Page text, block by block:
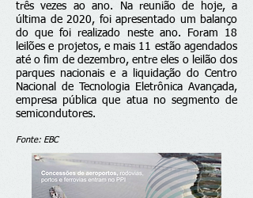
três vezes ao ano. Na reunião de hoje, a
última de 2020, foi apresentado um balanço
do que foi realizado neste ano. Foram 18
leilões e projetos, e mais 11 estão agendados
até o fim de dezembro, entre eles o leilão dos
parques nacionais e a liquidação do Centro
Nacional de Tecnologia Eletrônica Avançada,
empresa pública que atua no segmento de
semicondutores.
Fonte: EBC